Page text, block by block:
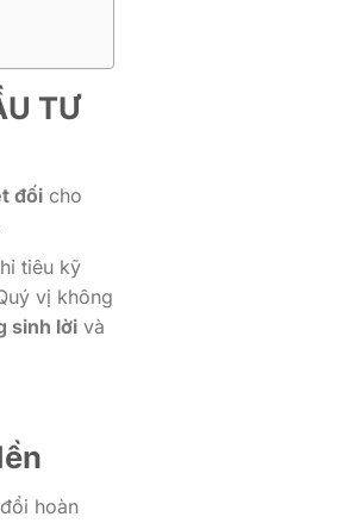
TƯ
đốicho
tiêu kỹ
vị không
sinh lờivà
hoàn